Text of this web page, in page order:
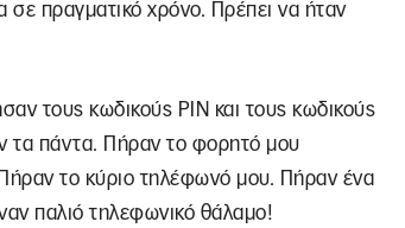
σε πραγματικό χρόνο. Πρέπει να ήταν
τους κωδικούς PIN και τους κωδικούς
τα πάντα. Πήραν το φορητό μου
το κύριο τηλέφωνό μου. Πήραν ένα
παλιό τηλεφωνικό θάλαμο!